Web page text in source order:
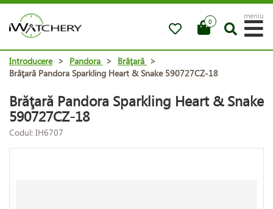
0
meniu
Introducere > Pandora > Brăţară >
Brăţară Pandora Sparkling Heart & Snake 590727CZ-18
Brăţară Pandora Sparkling Heart & Snake
590727CZ-18
Codul: IH6707